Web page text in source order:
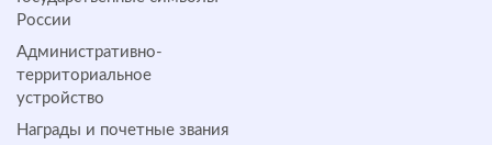
России
Административно-
территориальное
устройство
Награды и почетные звания